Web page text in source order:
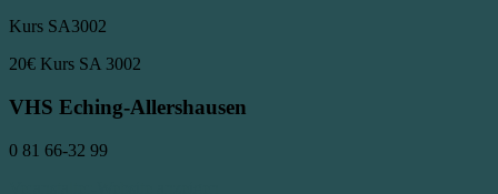
Kurs SA3002
20€ Kurs SA 3002
VHS Eching-Allershausen
0 81 66-32 99